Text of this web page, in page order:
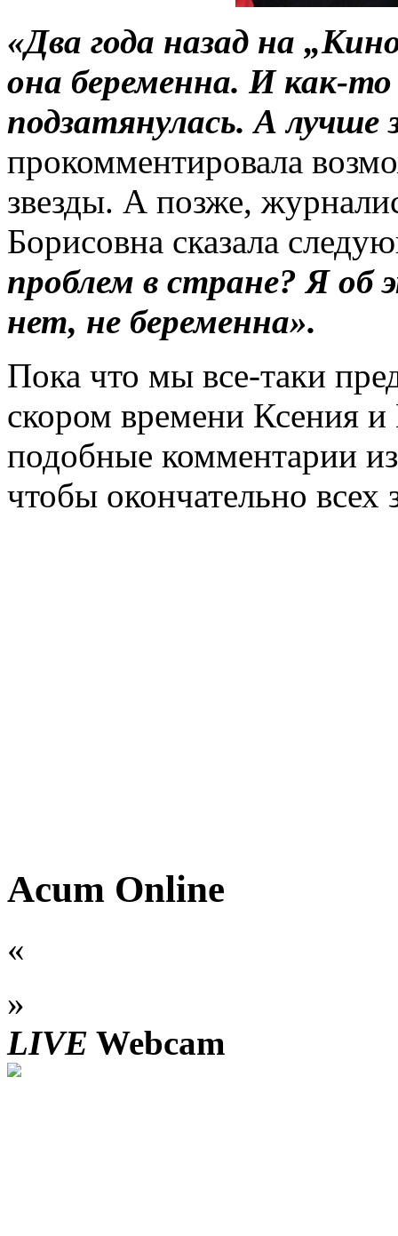
«Два года назад на
она беременна. И как-
подзатянулась. А лучше
прокомментировала
звезды. А позже,
Борисовна сказала
проблем в стране? Я об
нет, не беременна».
Пока что мы все-таки
скором времени Ксения
подобные комментарии
чтобы окончательно всех
Acum Online
«
»
LIVE Webcam